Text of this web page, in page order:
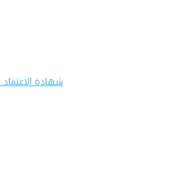
شهادة الاعتماد